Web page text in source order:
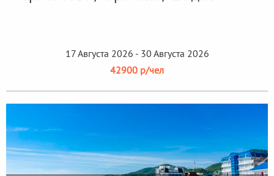
17 Августа 2026 - 30 Августа 2026
42900 р/чел